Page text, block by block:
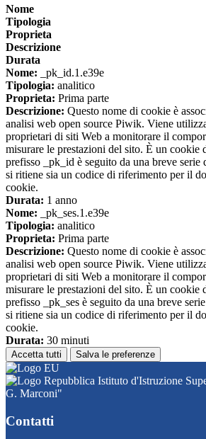
Nome
Tipologia
Proprieta
Descrizione
Durata
Nome: _pk_id.1.e39e
Tipologia: analitico
Proprieta: Prima parte
Descrizione: Questo nome di cookie è
analisi web open source Piwik. Viene
proprietari di siti Web a monitorare il
misurare le prestazioni del sito. È un cookie
prefisso _pk_id è seguito da una breve serie
si ritiene sia un codice di riferimento per il
cookie.
Durata: 1 anno
Nome: _pk_ses.1.e39e
Tipologia: analitico
Proprieta: Prima parte
Descrizione: Questo nome di cookie è
analisi web open source Piwik. Viene
proprietari di siti Web a monitorare il
misurare le prestazioni del sito. È un cookie
prefisso _pk_ses è seguito da una breve
si ritiene sia un codice di riferimento per il
cookie.
Durata: 30 minuti
Accetta tutti Salva le preferenze
Istituto d'Istruzione
G. Marconi"
Contatti